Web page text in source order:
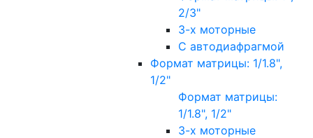
2/3"
3-х моторные
С автодиафрагмой
Формат матрицы: 1/1.8",
1/2"
Формат матрицы:
1/1.8", 1/2"
3-х моторные